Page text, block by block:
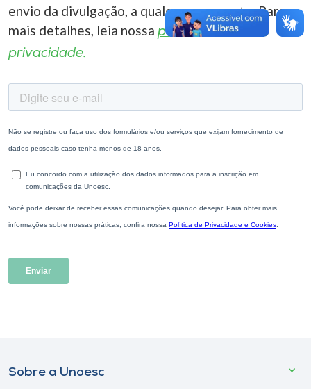
envio da divulgação, a qualquer momento. Para
mais detalhes, leia nossa política de
privacidade.
Sobre a Unoesc